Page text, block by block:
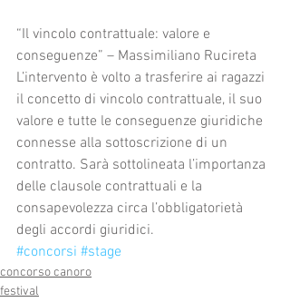
“Il vincolo contrattuale: valore e
conseguenze” – Massimiliano Rucireta
L’intervento è volto a trasferire ai ragazzi
il concetto di vincolo contrattuale, il suo
valore e tutte le conseguenze giuridiche
connesse alla sottoscrizione di un
contratto. Sarà sottolineata l’importanza
delle clausole contrattuali e la
consapevolezza circa l’obbligatorietà
degli accordi giuridici.
#concorsi #stage
concorso canoro
festival